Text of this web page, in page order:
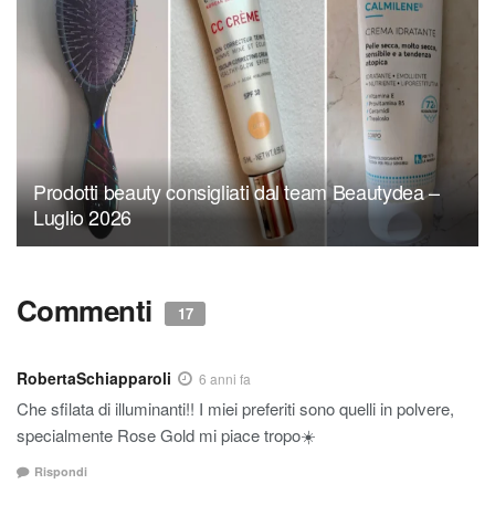
Prodotti beauty consigliati dal team Beautydea –
Luglio 2026
Commenti 17
RobertaSchiapparoli 6 anni fa
Che sfilata di illuminanti!! I miei preferiti sono quelli in polvere,
specialmente Rose Gold mi piace tropo☀️
Rispondi